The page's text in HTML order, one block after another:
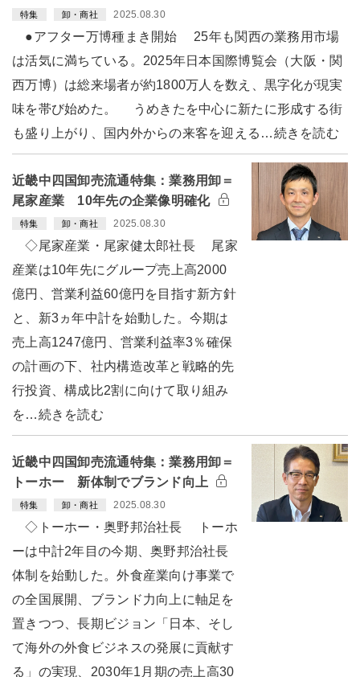
特集 卸・商社 2025.08.30
●アフター万博種まき開始 25年も関西の業務用市場
は活気に満ちている。2025年日本国際博覧会（大阪・関
西万博）は総来場者が約1800万人を数え、黒字化が現実
味を帯び始めた。 うめきたを中心に新たに形成する街
も盛り上がり、国内外からの来客を迎える…続きを読む
近畿中四国卸売流通特集：業務用卸＝
尾家産業 10年先の企業像明確化
特集 卸・商社 2025.08.30
◇尾家産業・尾家健太郎社長 尾家
産業は10年先にグループ売上高2000
億円、営業利益60億円を目指す新方針
と、新3ヵ年中計を始動した。今期は
売上高1247億円、営業利益率3％確保
の計画の下、社内構造改革と戦略的先
行投資、構成比2割に向けて取り組み
を…続きを読む
近畿中四国卸売流通特集：業務用卸＝
トーホー 新体制でブランド向上
特集 卸・商社 2025.08.30
◇トーホー・奥野邦治社長 トーホ
ーは中計2年目の今期、奥野邦治社長
体制を始動した。外食産業向け事業で
の全国展開、ブランド力向上に軸足を
置きつつ、長期ビジョン「日本、そし
て海外の外食ビジネスの発展に貢献す
る」の実現、2030年1月期の売上高30